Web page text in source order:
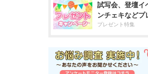
試写会、登壇イ
ンチェキなどプ
プレゼント特集